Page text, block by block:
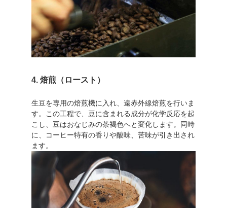
4. 焙煎（ロースト）
生豆を専用の焙煎機に入れ、遠赤外線焙煎を行いま
す。この工程で、豆に含まれる成分が化学反応を起
こし、豆はおなじみの茶褐色へと変化します。同時
に、コーヒー特有の香りや酸味、苦味が引き出され
ます。